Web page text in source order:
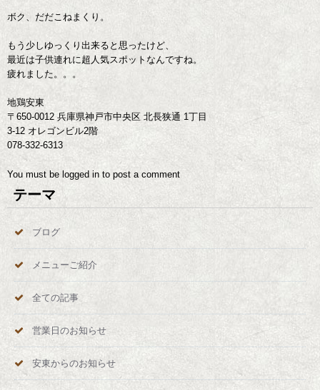
ボク、だだこねまくり。
もう少しゆっくり出来ると思ったけど、
最近は子供連れに超人気スポットなんですね。
疲れました。。。
地鶏安東
〒650-0012 兵庫県神戸市中央区 北長狭通 1丁目
3-12 オレゴンビル2階
078-332-6313
You must be logged in to post a comment
テーマ
ブログ
メニューご紹介
全ての記事
営業日のお知らせ
安東からのお知らせ